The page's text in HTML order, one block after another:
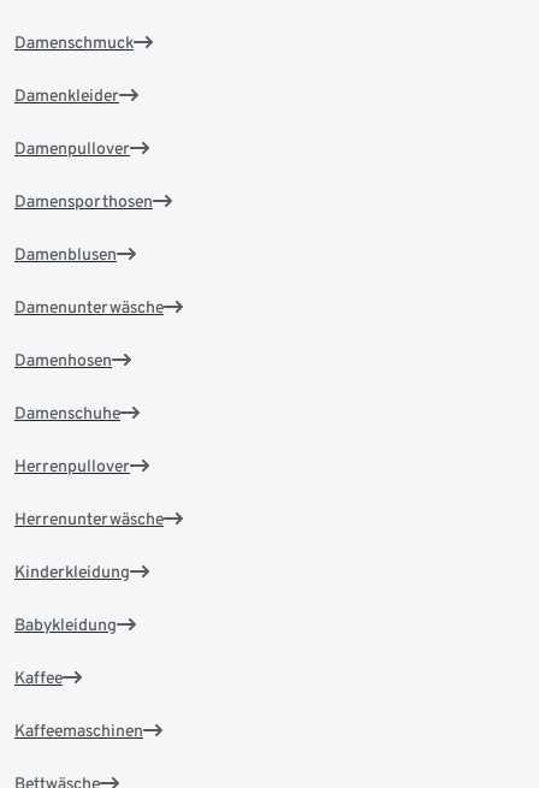
Damenschmuck
Damenkleider
Damenpullover
Damensporthosen
Damenblusen
Damenunterwäsche
Damenhosen
Damenschuhe
Herrenpullover
Herrenunterwäsche
Kinderkleidung
Babykleidung
Kaffee
Kaffeemaschinen
Bettwäsche